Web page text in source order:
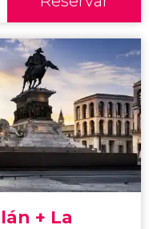
+ La